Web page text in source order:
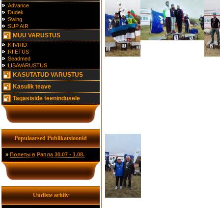
:Advance
:Dudek
:Swing
:SUP AIR
MUU VARUSTUS
:KIIVRID
:RIIETUS
:Seadmed
:LISAVARUSTUS
KASUTATUD VARUSTUS
Kasulik teave
Tagasiside teenindusele
Populaarsed Publikatsioonid
» Полеты в Рапла 30.07 - 1.08.
Uudiste arhiiv